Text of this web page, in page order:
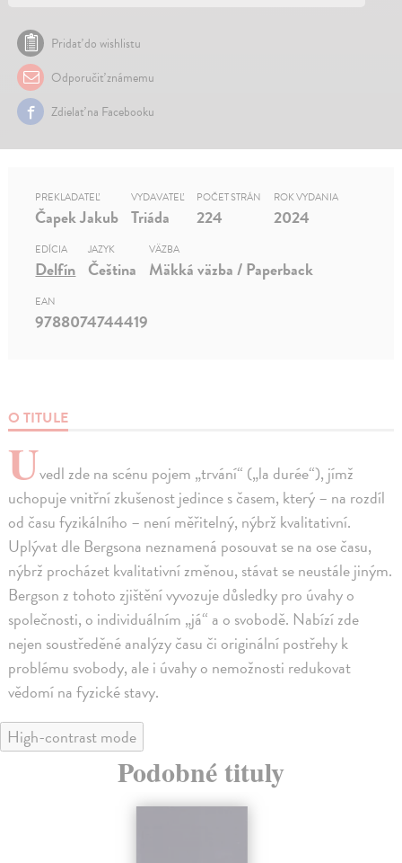
Pridať do wishlistu
Odporučiť známemu
Zdielať na Facebooku
O TITULE
Uvedl zde na scénu pojem „trvání“ („la durée“), jímž
uchopuje vnitřní zkušenost jedince s časem, který – na rozdíl
od času fyzikálního – není měřitelný, nýbrž kvalitativní.
Uplývat dle Bergsona neznamená posouvat se na ose času,
nýbrž procházet kvalitativní změnou, stávat se neustále jiným.
Bergson z tohoto zjištění vyvozuje důsledky pro úvahy o
společnosti, o individuálním „já“ a o svobodě. Nabízí zde
nejen soustředěné analýzy času či originální postřehy k
problému svobody, ale i úvahy o nemožnosti redukovat
vědomí na fyzické stavy.
PREKLADATEĽ
Čapek Jakub
VYDAVATEĽ
Triáda
POČET STRÁN
224
ROK VYDANIA
2024
EDÍCIA
Delfín
JAZYK
Čeština
VÄZBA
Mäkká väzba / Paperback
EAN
9788074744419
High-contrast mode
Podobné tituly